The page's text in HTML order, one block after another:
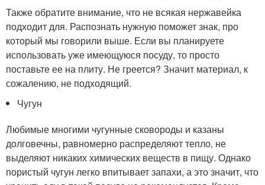
Также обратите внимание, что не всякая нержавейка
подходит для. Распознать нужную поможет знак, про
который мы говорили выше. Если вы планируете
использовать уже имеющуюся посуду, то просто
поставьте ее на плиту. Не греется? Значит материал, к
сожалению, не подходящий.
Чугун
Любимые многими чугунные сковороды и казаны
долговечны, равномерно распределяют тепло, не
выделяют никаких химических веществ в пищу. Однако
пористый чугун легко впитывает запахи, а это значит, что